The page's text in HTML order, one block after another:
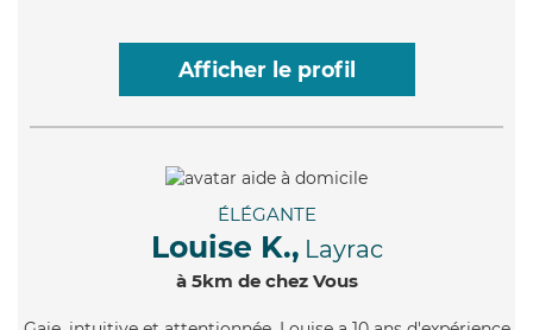
Afficher le profil
ÉLÉGANTE
Louise K., Layrac
à 5km de chez Vous